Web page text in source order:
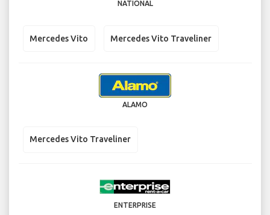
NATIONAL
Mercedes Vito Mercedes Vito Traveliner
ALAMO
Mercedes Vito Traveliner
ENTERPRISE